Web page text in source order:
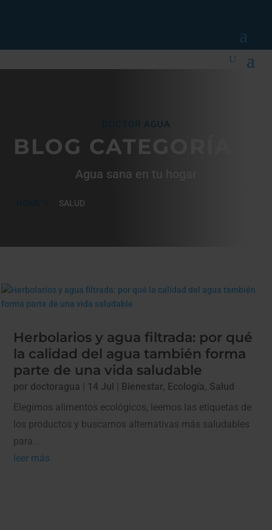
DOCTOR AGUA
BLOG CATEGORÍA
Agua sana en tu hogar
SALUD
Herbolarios y agua filtrada: por qué
la calidad del agua también forma
parte de una vida saludable
por doctoragua 14 Jul Bienestar, Ecología, Salud
Elegimos alimentos ecológicos, leemos las etiquetas de
los productos y buscamos alternativas más saludables
para...
leer más